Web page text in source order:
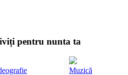
pentru nunta ta
Muzică